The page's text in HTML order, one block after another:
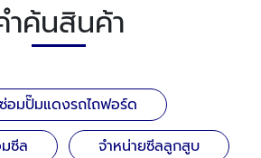
ำค้นสินค้า
อมปั๊มแดงรถไถฟอร์ด
ซีล
จำหน่ายซีลลูกสูบ